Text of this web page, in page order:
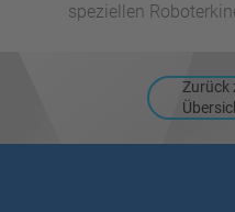
speziellen
Zurück